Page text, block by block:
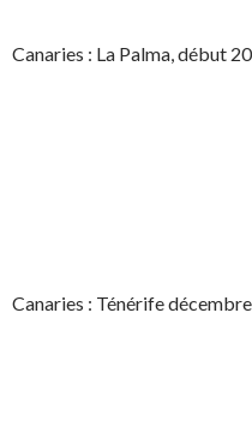
Canaries : La Palma, début
Canaries : Ténérife